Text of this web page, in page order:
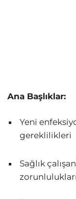
Ana Başlıklar:
Yeni
gereklilikleri
Sağlık
zorunlulukları